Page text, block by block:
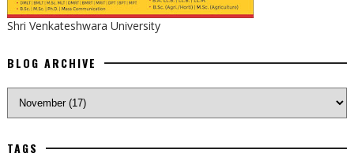
Shri Venkateshwara University
BLOG ARCHIVE
TAGS